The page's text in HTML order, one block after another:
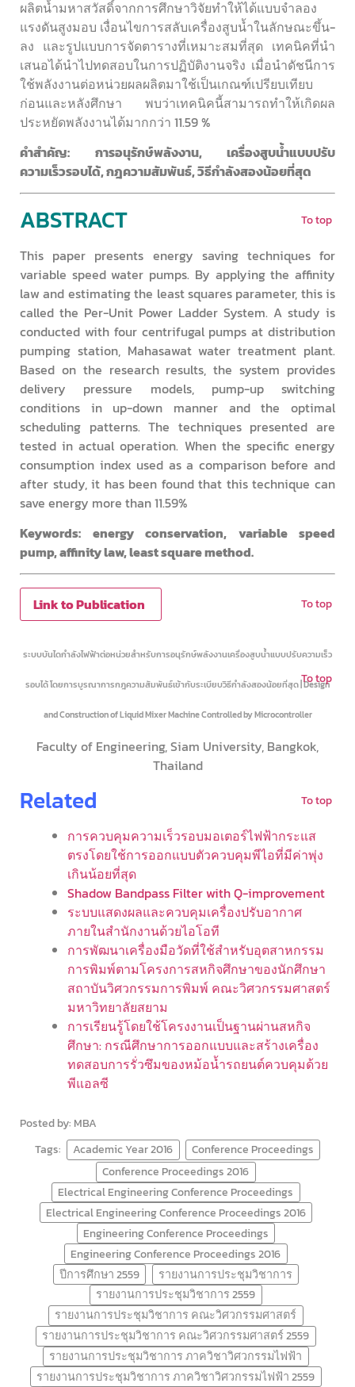
ผลิตน้ำมหาสวัสดิ์จากการศึกษาวิจัยทําให้ได้แบบจําลอง
แรงดันสูงมอบ เงื่อนไขการสลับเครื่องสูบน้ำในลักษณะขึ้น-
ลง และรูปแบบการจัดตารางที่เหมาะสมที่สุด เทคนิคที่นํา
เสนอได้นําไปทดสอบในการปฏิบัติงานจริง เมื่อนําดัชนีการ
ใช้พลังงานต่อหน่วยผลผลิตมาใช้เป็นเกณฑ์เปรียบเทียบ
ก่อนและหลังศึกษา พบว่าเทคนิคนี้สามารถทําให้เกิดผล
ประหยัดพลังงานได้มากกว่า 11.59 %
คำสำคัญ: การอนุรักษ์พลังงาน, เครื่องสูบน้ำแบบปรับ
ความเร็วรอบได้, กฎความสัมพันธ์, วิธีกําลังสองน้อยที่สุด
ABSTRACT To top
This paper presents energy saving techniques for
variable speed water pumps. By applying the affinity
law and estimating the least squares parameter, this is
called the Per-Unit Power Ladder System. A study is
conducted with four centrifugal pumps at distribution
pumping station, Mahasawat water treatment plant.
Based on the research results, the system provides
delivery pressure models, pump-up switching
conditions in up-down manner and the optimal
scheduling patterns. The techniques presented are
tested in actual operation. When the specific energy
consumption index used as a comparison before and
after study, it has been found that this technique can
save energy more than 11.59%
Keywords: energy conservation, variable speed
pump, affinity law, least square method.
Link to Publication To top
ระบบบันไดกำลังไฟฟ้าต่อหน่วยสำหรับการอนุรักษ์พลังงานเครื่องสูบน้ำแบบปรับความเร็ว
รอบได้ โดยการบูรณาการกฎความสัมพันธ์เข้ากับระเบียบวิธีกำลังสองน้อยที่สุด | Design
and Construction of Liquid Mixer Machine Controlled by Microcontroller
To top
Faculty of Engineering, Siam University, Bangkok,
Thailand
Related To top
การควบคุมความเร็วรอบมอเตอร์ไฟฟ้ากระแส
ตรงโดยใช้การออกแบบตัวควบคุมพีไอที่มีค่าพุ่ง
เกินน้อยที่สุด
Shadow Bandpass Filter with Q-improvement
ระบบแสดงผลและควบคุมเครื่องปรับอากาศ
ภายในสำนักงานด้วยไอโอที
การพัฒนาเครื่องมือวัดที่ใช้สำหรับอุตสาหกรรม
การพิมพ์ตามโครงการสหกิจศึกษาของนักศึกษา
สถาบันวิศวกรรมการพิมพ์ คณะวิศวกรรมศาสตร์
มหาวิทยาลัยสยาม
การเรียนรู้โดยใช้โครงงานเป็นฐานผ่านสหกิจ
ศึกษา: กรณีศึกษาการออกแบบและสร้างเครื่อง
ทดสอบการรั่วซึมของหม้อน้ำรถยนต์ควบคุมด้วย
พีแอลซี
Posted by: MBA
Tags:
Academic Year 2016
Conference Proceedings
Conference Proceedings 2016
Electrical Engineering Conference Proceedings
Electrical Engineering Conference Proceedings 2016
Engineering Conference Proceedings
Engineering Conference Proceedings 2016
ปีการศึกษา 2559
รายงานการประชุมวิชาการ
รายงานการประชุมวิชาการ 2559
รายงานการประชุมวิชาการ คณะวิศวกรรมศาสตร์
รายงานการประชุมวิชาการ คณะวิศวกรรมศาสตร์ 2559
รายงานการประชุมวิชาการ ภาควิชาวิศวกรรมไฟฟ้า
รายงานการประชุมวิชาการ ภาควิชาวิศวกรรมไฟฟ้า 2559